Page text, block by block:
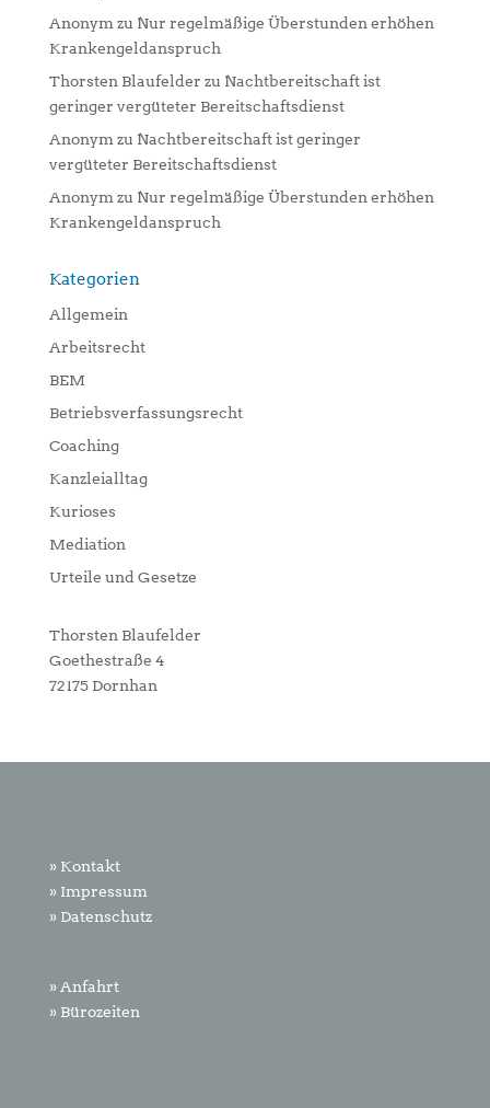
Anonym zu Nur regelmäßige Überstunden erhöhen
Krankengeldanspruch
Thorsten Blaufelder zu Nachtbereitschaft ist
geringer vergüteter Bereitschaftsdienst
Anonym zu Nachtbereitschaft ist geringer
vergüteter Bereitschaftsdienst
Anonym zu Nur regelmäßige Überstunden erhöhen
Krankengeldanspruch
Kategorien
Allgemein
Arbeitsrecht
BEM
Betriebsverfassungsrecht
Coaching
Kanzleialltag
Kurioses
Mediation
Urteile und Gesetze
Thorsten Blaufelder
Goethestraße 4
72175 Dornhan
» Kontakt
» Impressum
» Datenschutz
» Anfahrt
» Bürozeiten